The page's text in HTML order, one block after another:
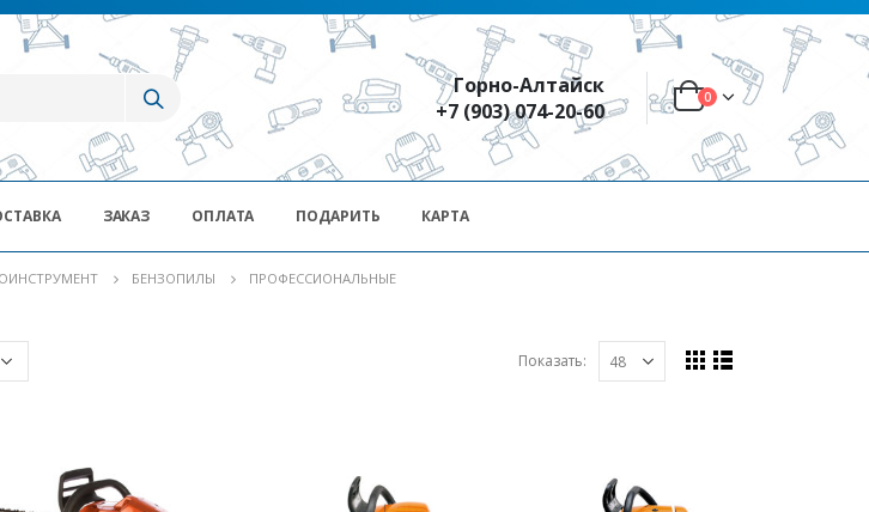
Горно-Алтайск
+7 (903) 074-20-60
0
ЗАКАЗ ОПЛАТА ПОДАРИТЬ КАРТА
БЕНЗОПИЛЫ ПРОФЕССИОНАЛЬНЫЕ
Показать: